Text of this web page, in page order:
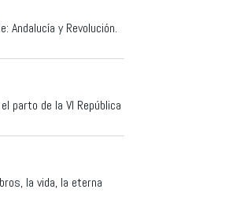
Andalucía y Revolución.
parto de la VI República
la vida, la eterna